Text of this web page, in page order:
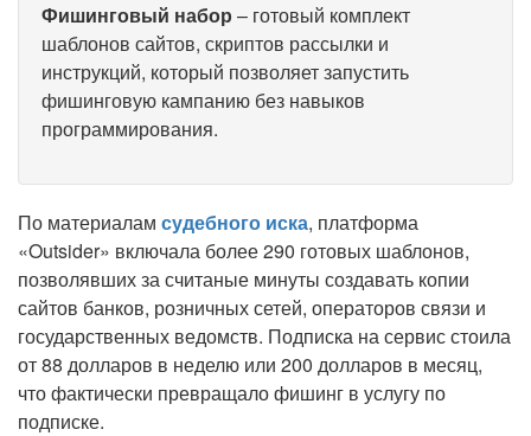
Фишинговый набор – готовый комплект
шаблонов сайтов, скриптов рассылки и
инструкций, который позволяет запустить
фишинговую кампанию без навыков
программирования.
По материалам судебного иска, платформа
«Outsider» включала более 290 готовых шаблонов,
позволявших за считаные минуты создавать копии
сайтов банков, розничных сетей, операторов связи и
государственных ведомств. Подписка на сервис стоила
от 88 долларов в неделю или 200 долларов в месяц,
что фактически превращало фишинг в услугу по
подписке.